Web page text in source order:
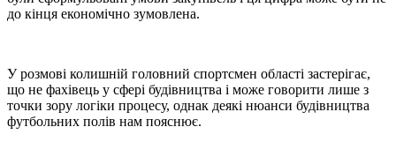
до кінця економічно зумовлена.
У розмові колишній головний спортсмен області застерігає,
що не фахівець у сфері будівництва і може говорити лише з
точки зору логіки процесу, однак деякі нюанси будівництва
футбольних полів нам пояснює.